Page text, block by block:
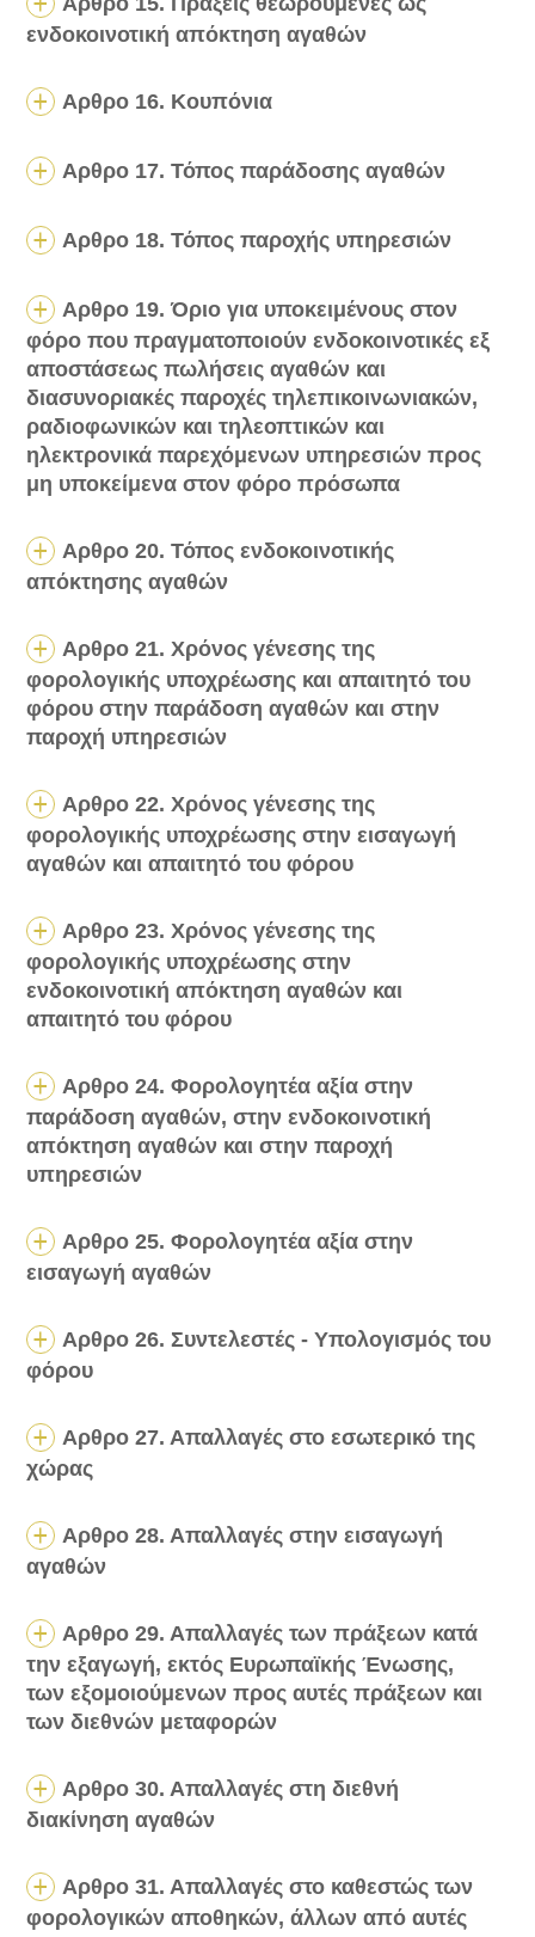
ενδοκοινοτική απόκτηση αγαθών
Αρθρο 16. Κουπόνια
Αρθρο 17. Τόπος παράδοσης αγαθών
Αρθρο 18. Τόπος παροχής υπηρεσιών
Αρθρο 19. Όριο για υποκειμένους στον
φόρο που πραγματοποιούν ενδοκοινοτικές εξ
αποστάσεως πωλήσεις αγαθών και
διασυνοριακές παροχές τηλεπικοινωνιακών,
ραδιοφωνικών και τηλεοπτικών και
ηλεκτρονικά παρεχόμενων υπηρεσιών προς
μη υποκείμενα στον φόρο πρόσωπα
Αρθρο 20. Τόπος ενδοκοινοτικής
απόκτησης αγαθών
Αρθρο 21. Χρόνος γένεσης της
φορολογικής υποχρέωσης και απαιτητό του
φόρου στην παράδοση αγαθών και στην
παροχή υπηρεσιών
Αρθρο 22. Χρόνος γένεσης της
φορολογικής υποχρέωσης στην εισαγωγή
αγαθών και απαιτητό του φόρου
Αρθρο 23. Χρόνος γένεσης της
φορολογικής υποχρέωσης στην
ενδοκοινοτική απόκτηση αγαθών και
απαιτητό του φόρου
Αρθρο 24. Φορολογητέα αξία στην
παράδοση αγαθών, στην ενδοκοινοτική
απόκτηση αγαθών και στην παροχή
υπηρεσιών
Αρθρο 25. Φορολογητέα αξία στην
εισαγωγή αγαθών
Αρθρο 26. Συντελεστές - Υπολογισμός του
φόρου
Αρθρο 27. Απαλλαγές στο εσωτερικό της
χώρας
Αρθρο 28. Απαλλαγές στην εισαγωγή
αγαθών
Αρθρο 29. Απαλλαγές των πράξεων κατά
την εξαγωγή, εκτός Ευρωπαϊκής Ένωσης,
των εξομοιούμενων προς αυτές πράξεων και
των διεθνών μεταφορών
Αρθρο 30. Απαλλαγές στη διεθνή
διακίνηση αγαθών
Αρθρο 31. Απαλλαγές στο καθεστώς των
φορολογικών αποθηκών, άλλων από αυτές